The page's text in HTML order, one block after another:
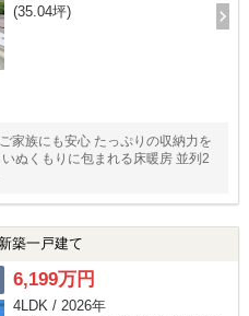
(35.04坪)
家族にも安心 たっぷりの収納力を
ぬくもりに包まれる床暖房 並列2
築一戸建て
6,199万円
4LDK / 2026年